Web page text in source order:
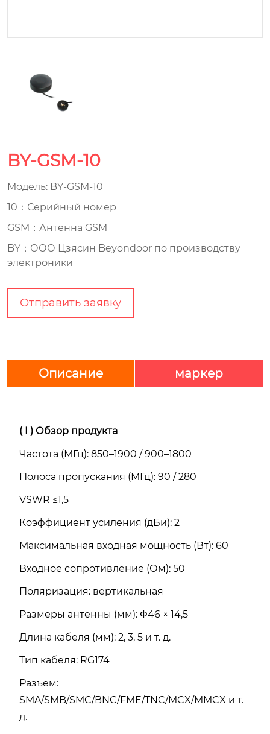
BY-GSM-10
Модель: BY-GSM-10
10：Серийный номер
GSM：Антенна GSM
BY：ООО Цзясин Beyondoor по производству
электроники
Отправить заявку
Описание маркер
( I ) Обзор продукта
Частота (МГц): 850–1900 / 900–1800
Полоса пропускания (МГц): 90 / 280
VSWR ≤1,5
Коэффициент усиления (дБи): 2
Максимальная входная мощность (Вт): 60
Входное сопротивление (Ом): 50
Поляризация: вертикальная
Размеры антенны (мм): Φ46 × 14,5
Длина кабеля (мм): 2, 3, 5 и т. д.
Тип кабеля: RG174
Разъем:
SMA/SMB/SMC/BNC/FME/TNC/MCX/MMCX и т.
д.